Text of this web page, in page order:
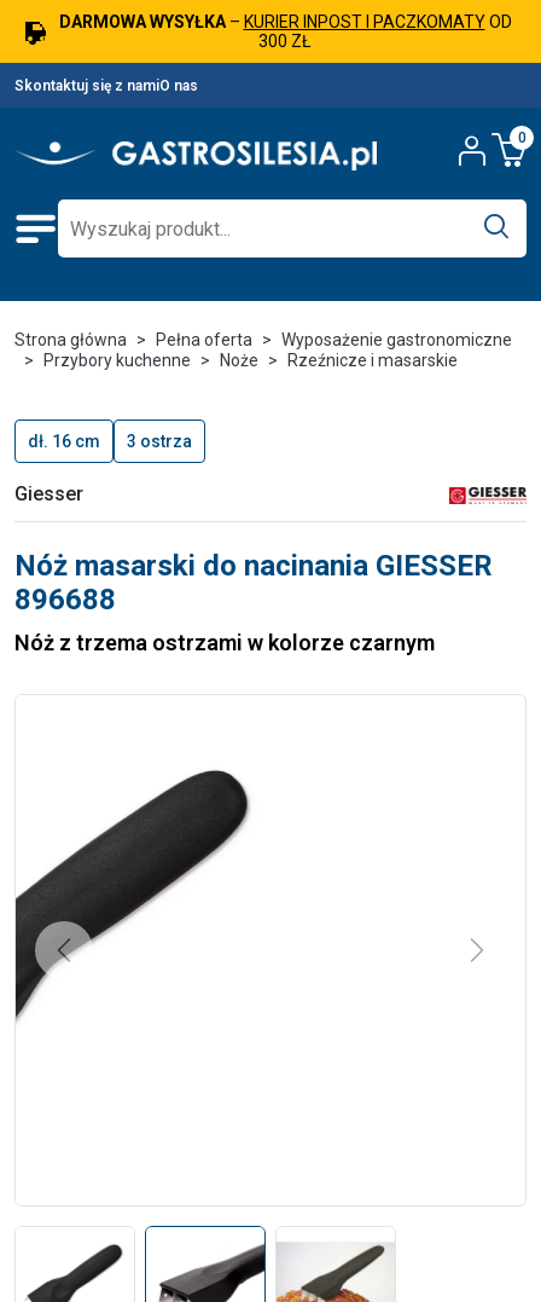
DARMOWA WYSYŁKA– KURIER INPOST I PACZKOMATYOD
300 ZŁ
Skontaktuj się z namiO nas
0
Strona główna Pełna oferta
Wyposażenie gastronomiczne
Przybory kuchenne
Noże Rzeźnicze i masarskie
dł. 16 cm 3 ostrza
Giesser
Nóż masarski do nacinania GIESSER
896688
Nóż z trzema ostrzami w kolorze czarnym
Previous Next